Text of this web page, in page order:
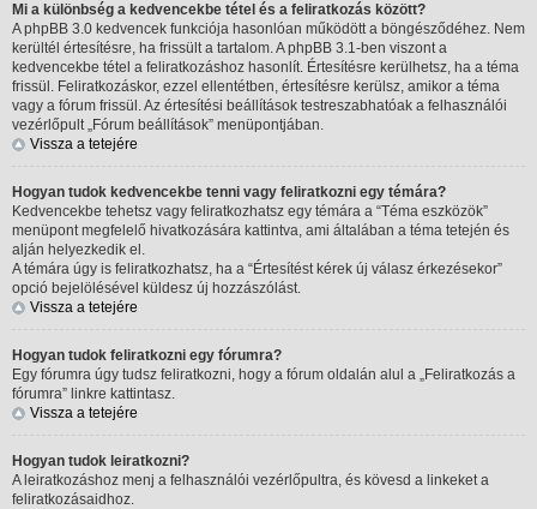
Mi a különbség a kedvencekbe tétel és a feliratkozás között?
A phpBB 3.0 kedvencek funkciója hasonlóan működött a böngésződéhez. Nem
kerültél értesítésre, ha frissült a tartalom. A phpBB 3.1-ben viszont a
kedvencekbe tétel a feliratkozáshoz hasonlít. Értesítésre kerülhetsz, ha a téma
frissül. Feliratkozáskor, ezzel ellentétben, értesítésre kerülsz, amikor a téma
vagy a fórum frissül. Az értesítési beállítások testreszabhatóak a felhasználói
vezérlőpult „Fórum beállítások” menüpontjában.
Vissza a tetejére
Hogyan tudok kedvencekbe tenni vagy feliratkozni egy témára?
Kedvencekbe tehetsz vagy feliratkozhatsz egy témára a “Téma eszközök”
menüpont megfelelő hivatkozására kattintva, ami általában a téma tetején és
alján helyezkedik el.
A témára úgy is feliratkozhatsz, ha a “Értesítést kérek új válasz érkezésekor”
opció bejelölésével küldesz új hozzászólást.
Vissza a tetejére
Hogyan tudok feliratkozni egy fórumra?
Egy fórumra úgy tudsz feliratkozni, hogy a fórum oldalán alul a „Feliratkozás a
fórumra” linkre kattintasz.
Vissza a tetejére
Hogyan tudok leiratkozni?
A leiratkozáshoz menj a felhasználói vezérlőpultra, és kövesd a linkeket a
feliratkozásaidhoz.